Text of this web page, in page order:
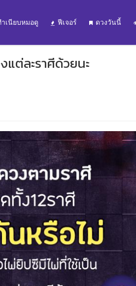
เนียบหมอดู ฟีเจอร์ ดวงวันนี้
ต่ละราศีด้วยนะ